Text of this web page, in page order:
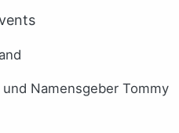
Namensgeber Tommy